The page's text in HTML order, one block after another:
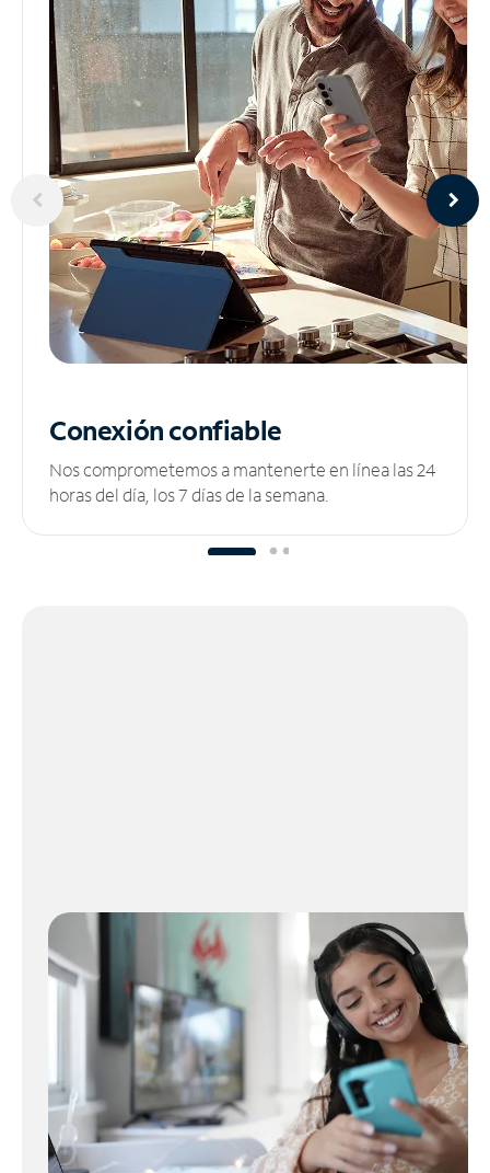
Conexión confiable
Nos comprometemos a mantenerte en línea las 24
horas del día, los 7 días de la semana.